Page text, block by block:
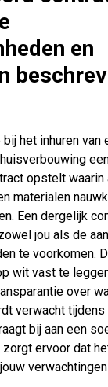
en
het inhuren van
opstelt waarin
materialen
Een dergelijk
jou als de
te voorkomen.
wit vast te
over
verwacht tijdens
bij aan een
ervoor dat